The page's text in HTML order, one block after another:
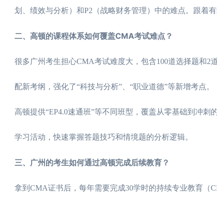
划、绩效与分析）和P2（战略财务管理）中的难点。跟着
二、高顿的课程体系如何覆盖CMA考试难点？
很多广州考生担心CMA考试难度大，包含100道选择题和
配新考纲，强化了“科技与分析”、“职业道德”等新增考点。
高顿提供“EP4.0速通班”等不同班型，覆盖从零基础到冲
学习活动，快速掌握答题技巧和情境题的分析逻辑。
三、广州的考生如何通过高顿完成后续教育？
拿到CMA证书后，每年需要完成30学时的持续专业教育（